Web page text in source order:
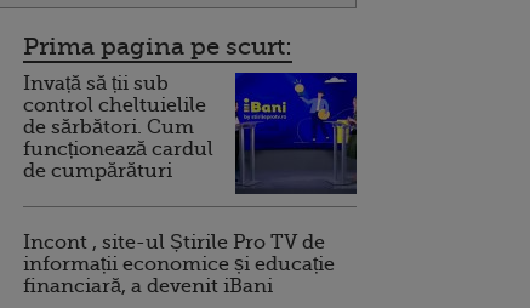
Prima pagina pe scurt:
Invață să ții sub
control cheltuielile
de sărbători. Cum
funcționează cardul
de cumpărături
Incont , site-ul Știrile Pro TV de
informații economice și educație
financiară, a devenit iBani